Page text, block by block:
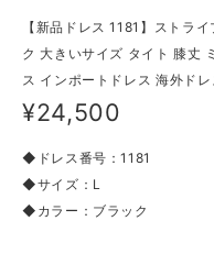
【新品ドレス 1181】ストラ
ク 大きいサイズ タイト 膝丈
ス インポートドレス 海外ドレ
¥24,500
◆ドレス番号：1181
◆サイズ：L
◆カラー：ブラック